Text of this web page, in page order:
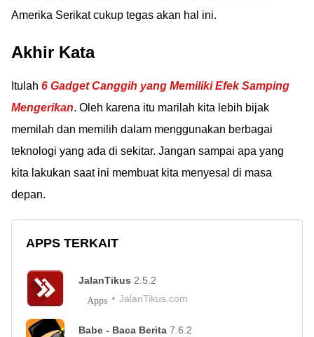
Amerika Serikat cukup tegas akan hal ini.
Akhir Kata
Itulah 6 Gadget Canggih yang Memiliki Efek Samping
Mengerikan. Oleh karena itu marilah kita lebih bijak
memilah dan memilih dalam menggunakan berbagai
teknologi yang ada di sekitar. Jangan sampai apa yang
kita lakukan saat ini membuat kita menyesal di masa
depan.
APPS TERKAIT
JalanTikus 2.5.2
Apps JalanTikus.com
Babe - Baca Berita 7.6.2